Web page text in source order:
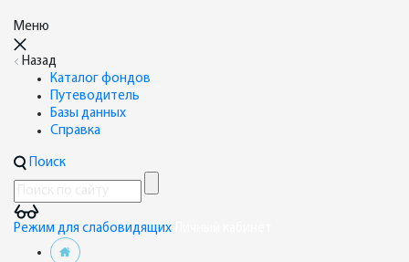
Меню
Назад
Каталог фондов
Путеводитель
Базы данных
Справка
Поиск
Режим для слабовидящих